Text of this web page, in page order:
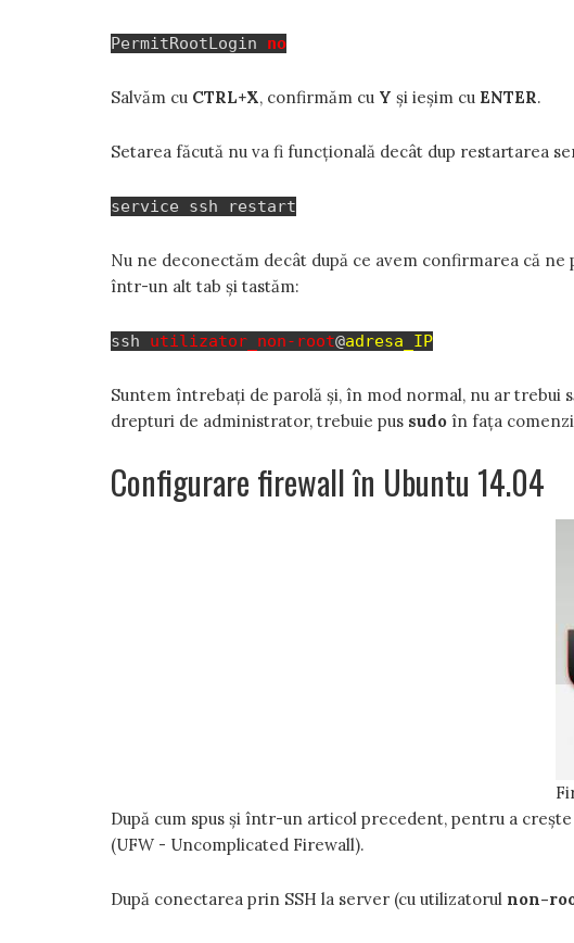
PermitRootLogin no
Salvăm cu CTRL+X, confirmăm cu Y și ieșim cu ENTER.
Setarea făcută nu va fi funcțională decât dup restartarea
service ssh restart
Nu ne deconectăm decât după ce avem confirmarea că
într-un alt tab și tastăm:
ssh utilizator_non-root@adresa_IP
Suntem întrebați de parolă și, în mod normal, nu ar trebui
drepturi de administrator, trebuie pus sudo în fața
Configurare firewall în Ubuntu 14.04
După cum spus și într-un articol precedent, pentru a
(UFW - Uncomplicated Firewall).
După conectarea prin SSH la server (cu utilizatorul non-